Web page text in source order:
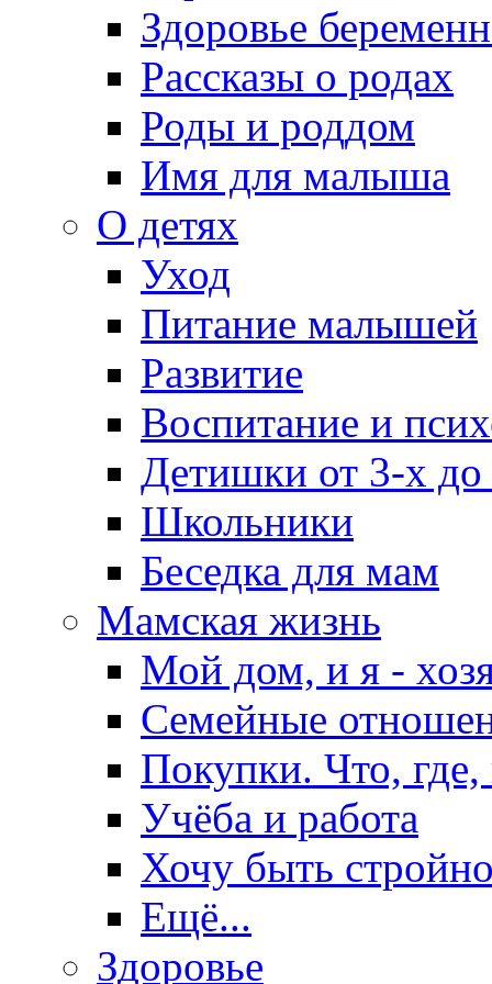
Здоровье
Рассказы о родах
Роды и роддом
Имя для малыша
О детях
Уход
Питание малышей
Развитие
Воспитание и
Детишки от 3-х
Школьники
Беседка для мам
Мамская жизнь
Мой дом, и я -
Семейные
Покупки. Что, где,
Учёба и работа
Хочу быть
Ещё...
Здоровье